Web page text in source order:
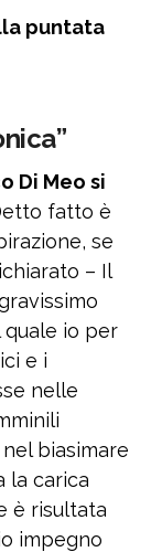
puntata
Di Meo si
fatto è
se
– Il
io per
e i
nelle
biasimare
la carica
è risultata
impegno